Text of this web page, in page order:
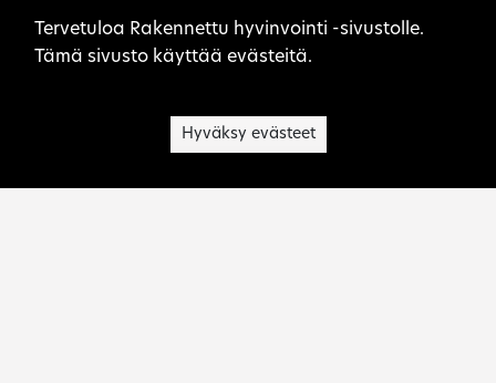
asemakaavaopin opettaja
vuosituhannen vaihteeseen
Teatterirakennukset 1945–2000
Sivuston evästeet
Tervetuloa Rakennettu hyvinvointi -sivustolle.
Tämä sivusto käyttää evästeitä.
Hyväksy evästeet